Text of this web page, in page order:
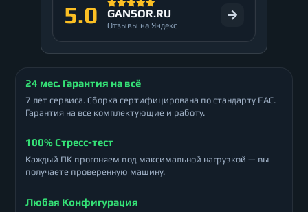
5.0 GANSOR.RU
Отзывы на Яндекс
24 мес. Гарантия на всё
7 лет сервиса. Сборка сертифицирована по стандарту ЕАС.
Гарантия на все комплектующие и работу.
100% Стресс-тест
Каждый ПК прогоняем под максимальной нагрузкой — вы
получаете проверенную машину.
Любая Конфигурация